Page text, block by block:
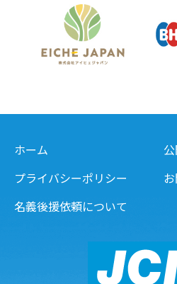
ホーム
プライバシーポリシー
名義後援依頼について